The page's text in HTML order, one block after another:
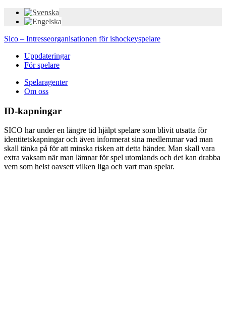
Sico – Intresseorganisationen för ishockeyspelare
Uppdateringar
För spelare
Spelaragenter
Om oss
ID-kapningar
SICO har under en längre tid hjälpt spelare som blivit utsatta för
identitetskapningar och även informerat sina medlemmar vad man
skall tänka på för att minska risken att detta händer. Man skall vara
extra vaksam när man lämnar för spel utomlands och det kan drabba
vem som helst oavsett vilken liga och vart man spelar.